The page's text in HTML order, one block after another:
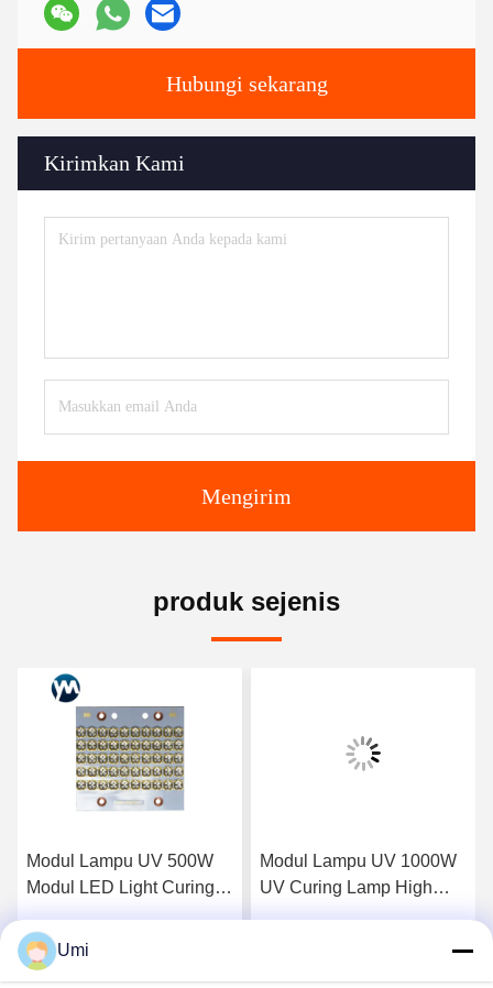
Hubungi sekarang
Kirimkan Kami
Mengirim
produk sejenis
Modul Lampu UV 500W
Modul LED Light Curing
UV LED 395nm
Modul Lampu UV 1000W
UV Curing Lamp High
Umi